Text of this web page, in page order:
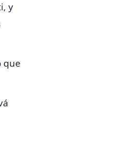
y
que